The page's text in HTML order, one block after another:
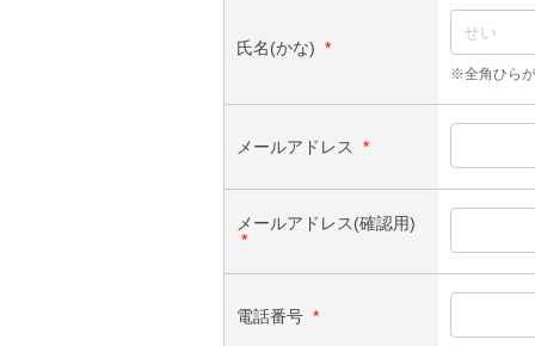
氏名(かな) *
※全角ひら
メールアドレス *
メールアドレス(確認用)
*
電話番号 *